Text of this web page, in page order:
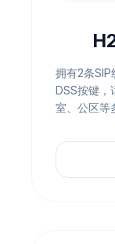
拥有2条SIP
DSS按键，
室、公区等